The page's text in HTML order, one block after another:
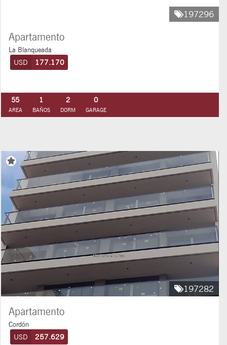
197296
Apartamento
La Blanqueada
USD 177.170
55
AREA
1
BAÑOS
2
DORM
0
GARAGE
197282
Apartamento
Cordón
USD 257.629